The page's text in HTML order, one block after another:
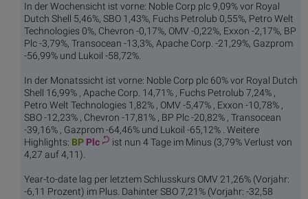
In der Wochensicht ist vorne: Noble Corp plc 9,09% vor Royal
Dutch Shell 5,46%, SBO 1,43%, Fuchs Petrolub 0,55%, Petro Welt
Technologies 0%, Chevron -0,17%, OMV -0,22%, Exxon -2,17%, BP
Plc -3,79%, Transocean -13,3%, Apache Corp. -21,29%, Gazprom
-56,99% und Lukoil -58,72%.
In der Monatssicht ist vorne: Noble Corp plc 60% vor Royal Dutch
Shell 16,99% , Apache Corp. 14,71% , Fuchs Petrolub 7,24% ,
Petro Welt Technologies 1,82% , OMV -5,47% , Exxon -10,78% ,
SBO -12,23% , Chevron -17,81% , BP Plc -20,82% , Transocean
-39,16% , Gazprom -64,46% und Lukoil -65,12% . Weitere
Highlights: BP Plc
ist nun 4 Tage im Minus (3,79% Verlust von
4,27 auf 4,11).
Year-to-date lag per letztem Schlusskurs OMV 21,26% (Vorjahr:
-6,11 Prozent) im Plus. Dahinter SBO 7,21% (Vorjahr: -32,58